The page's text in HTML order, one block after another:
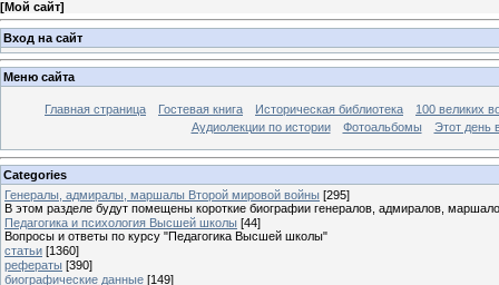
[Мой сайт]
Вход на сайт
Меню сайта
Главная страница Гостевая книга Историческая библиотека
100 великих
Аудиолекции по истории
Фотоальбомы Этот день
Categories
Генералы, адмиралы, маршалы Второй мировой войны [295]
В этом разделе будут помещены короткие биографии генералов, адмиралов,
Педагогика и психология Высшей школы [44]
Вопросы и ответы по курсу "Педагогика Высшей школы"
статьи [1360]
рефераты [390]
биографические данные [149]